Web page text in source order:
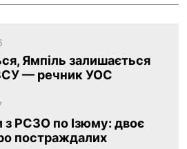
Ямпіль залишається
— речник УОС
з РСЗО по Ізюму: двоє
постраждалих